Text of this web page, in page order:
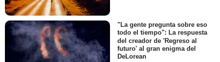
"La gente pregunta sobre eso
todo el tiempo": La respuesta
del creador de 'Regreso al
futuro' al gran enigma del
DeLorean